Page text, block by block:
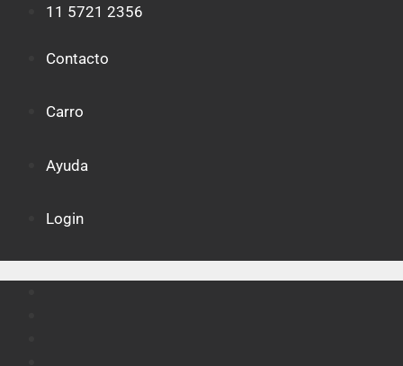
contenido
11 5721 2356
Contacto
Carro
Ayuda
Login